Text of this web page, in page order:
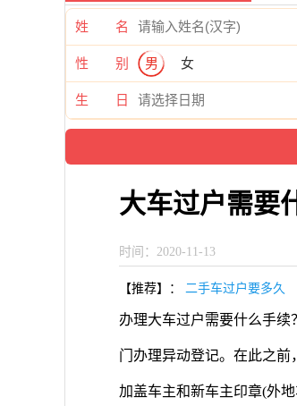
姓 名
性 别 男 女
生 日
大车过户需要
时间：2020-11-13
【推荐】： 二手车过户要多久
办理大车过户需要什么手
门办理异动登记。在此之前
加盖车主和新车主印章(外